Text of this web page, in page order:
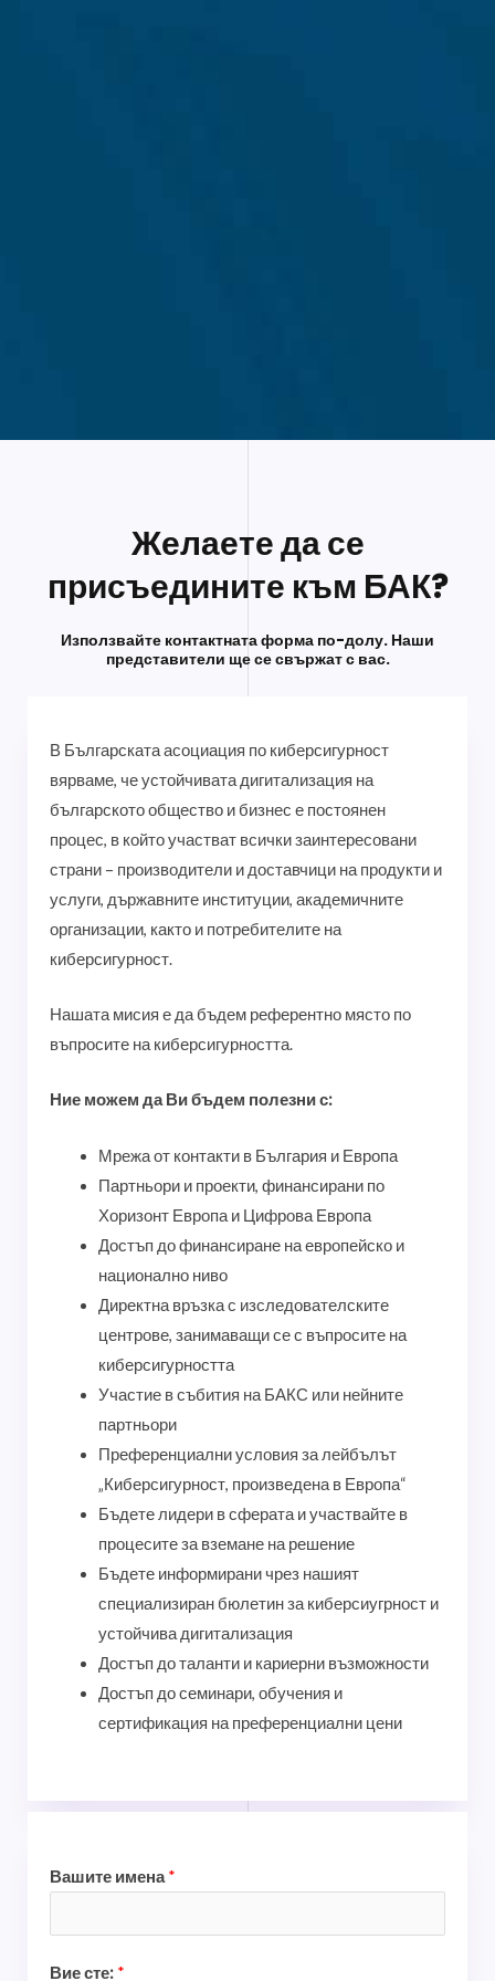
Желаете да се
присъедините към БАК?
Използвайте контактната форма по-долу. Наши
представители ще се свържат с вас.
В Българската асоциация по киберсигурност
вярваме, че устойчивата дигитализация на
българското общество и бизнес е постоянен
процес, в който участват всички заинтересовани
страни – производители и доставчици на продукти и
услуги, държавните институции, академичните
организации, както и потребителите на
киберсигурност.
Нашата мисия е да бъдем референтно място по
въпросите на киберсигурността.
Ние можем да Ви бъдем полезни с:
Мрежа от контакти в България и Европа
Партньори и проекти, финансирани по
Хоризонт Европа и Цифрова Европа
Достъп до финансиране на европейско и
национално ниво
Директна връзка с изследователските
центрове, занимаващи се с въпросите на
киберсигурността
Участие в събития на БАКС или нейните
партньори
Преференциални условия за лейбълът
„Киберсигурност, произведена в Европа“
Бъдете лидери в сферата и участвайте в
процесите за вземане на решение
Бъдете информирани чрез нашият
специализиран бюлетин за киберсиугрност и
устойчива дигитализация
Достъп до таланти и кариерни възможности
Достъп до семинари, обучения и
сертификация на преференциални цени
Вашите имена*
Вие сте: *